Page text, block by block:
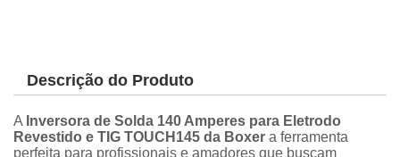
Descrição do Produto
A Inversora de Solda 140 Amperes para Eletrodo
Revestido e TIG TOUCH145 da Boxer a ferramenta
perfeita para profissionais e amadores que buscam